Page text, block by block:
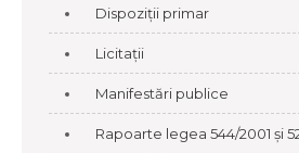
Dispoziții primar
Licitații
Manifestări publice
Rapoarte legea 544/2001 și